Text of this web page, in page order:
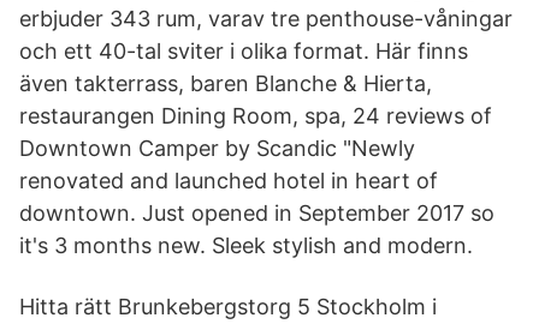
erbjuder 343 rum, varav tre penthouse-våningar
och ett 40-tal sviter i olika format. Här finns
även takterrass, baren Blanche & Hierta,
restaurangen Dining Room, spa, 24 reviews of
Downtown Camper by Scandic "Newly
renovated and launched hotel in heart of
downtown. Just opened in September 2017 so
it's 3 months new. Sleek stylish and modern.
Hitta rätt Brunkebergstorg 5 Stockholm i